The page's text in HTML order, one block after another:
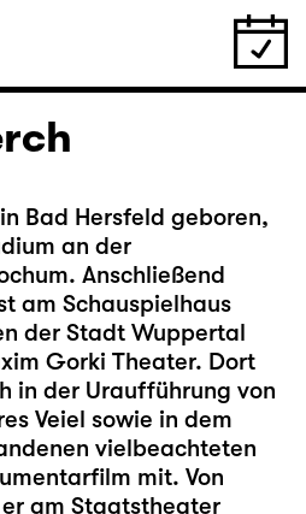
Bad Hersfeld geboren,
an der
Anschließend
am Schauspielhaus
der Stadt Wuppertal
Gorki Theater. Dort
in der Uraufführung von
Veiel sowie in dem
vielbeachteten
mit. Von
am Staatstheater